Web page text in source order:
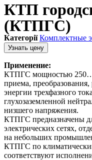
КТП
(КТПГС)
Категорії Комплектные
Узнать цену
Применение:
КТПГС мощностью
приема, преобразования,
энергии трехфазного
глухозаземленной
низшего напряжения.
КТПГС предназначены
электрических сетях,
на небольших
КТПГС по
соответствуют